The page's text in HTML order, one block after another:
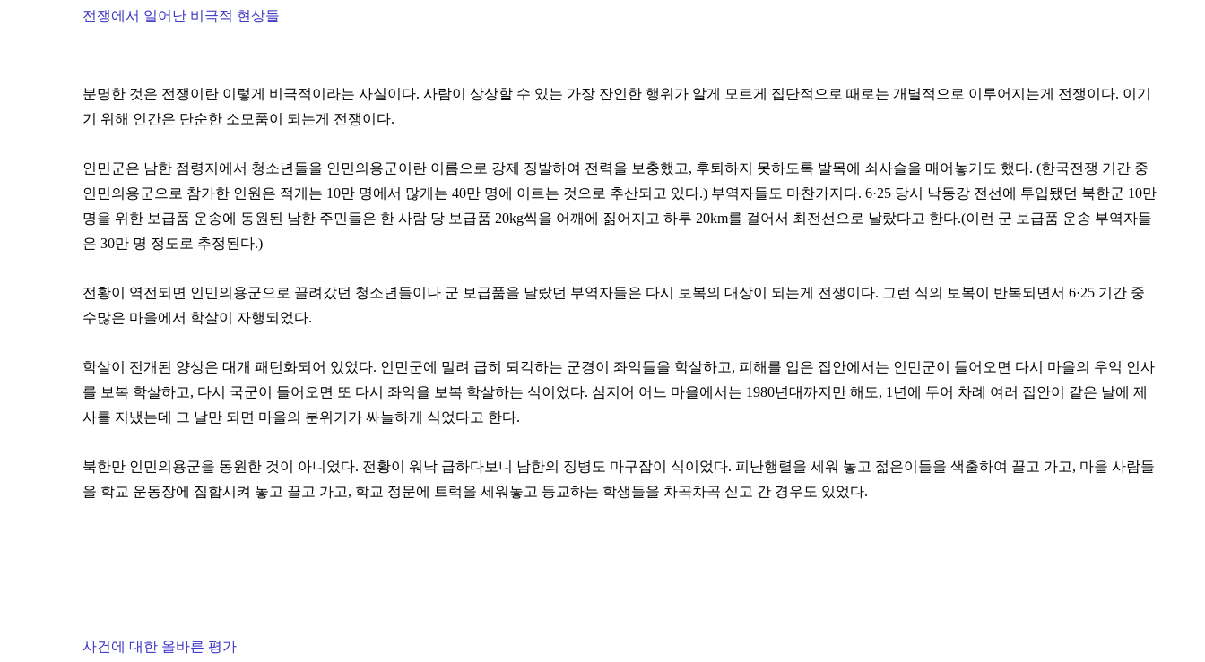
전쟁에서 일어난 비극적 현상들
분명한 것은 전쟁이란 이렇게 비극적이라는 사실이다. 사람이 상상할 수 있는 가장 잔인한 행위가 알게 모르게 집단적으로 때로는 개별적으로 이루어지는게 전쟁이다. 이기
기 위해 인간은 단순한 소모품이 되는게 전쟁이다.
인민군은 남한 점령지에서 청소년들을 인민의용군이란 이름으로 강제 징발하여 전력을 보충했고, 후퇴하지 못하도록 발목에 쇠사슬을 매어놓기도 했다. (한국전쟁 기간 중
인민의용군으로 참가한 인원은 적게는 10만 명에서 많게는 40만 명에 이르는 것으로 추산되고 있다.) 부역자들도 마찬가지다. 6·25 당시 낙동강 전선에 투입됐던 북한군 10만
명을 위한 보급품 운송에 동원된 남한 주민들은 한 사람 당 보급품 20kg씩을 어깨에 짊어지고 하루 20km를 걸어서 최전선으로 날랐다고 한다.(이런 군 보급품 운송 부역자들
은 30만 명 정도로 추정된다.)
전황이 역전되면 인민의용군으로 끌려갔던 청소년들이나 군 보급품을 날랐던 부역자들은 다시 보복의 대상이 되는게 전쟁이다. 그런 식의 보복이 반복되면서 6·25 기간 중
수많은 마을에서 학살이 자행되었다.
학살이 전개된 양상은 대개 패턴화되어 있었다. 인민군에 밀려 급히 퇴각하는 군경이 좌익들을 학살하고, 피해를 입은 집안에서는 인민군이 들어오면 다시 마을의 우익 인사
를 보복 학살하고, 다시 국군이 들어오면 또 다시 좌익을 보복 학살하는 식이었다. 심지어 어느 마을에서는 1980년대까지만 해도, 1년에 두어 차례 여러 집안이 같은 날에 제
사를 지냈는데 그 날만 되면 마을의 분위기가 싸늘하게 식었다고 한다.
북한만 인민의용군을 동원한 것이 아니었다. 전황이 워낙 급하다보니 남한의 징병도 마구잡이 식이었다. 피난행렬을 세워 놓고 젊은이들을 색출하여 끌고 가고, 마을 사람들
을 학교 운동장에 집합시켜 놓고 끌고 가고, 학교 정문에 트럭을 세워놓고 등교하는 학생들을 차곡차곡 싣고 간 경우도 있었다.
사건에 대한 올바른 평가